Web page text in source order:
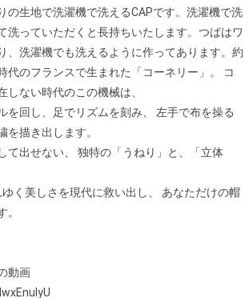
の生地で洗濯機で洗えるCAPです。洗濯機で洗
洗っていただくと長持ちいたします。つばはワ
、洗濯機でも洗えるように作ってあります。約
代のフランスで生まれた「コーネリー」。 コ
しない時代のこの機械は、
を回し、足でリズムを刻み、 左手で布を操る
を描き出します。
て出せない、 独特の「うねり」と、「立体
く美しさを現代に救い出し、 あなただけの帽
動画